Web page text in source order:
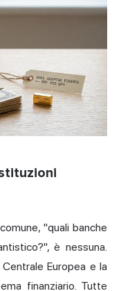
"quali banche
è nessuna.
Europea e la
finanziario. Tutte